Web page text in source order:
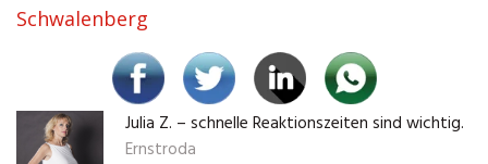
Schwalenberg
Julia Z. – schnelle Reaktionszeiten sind wichtig.
Ernstroda